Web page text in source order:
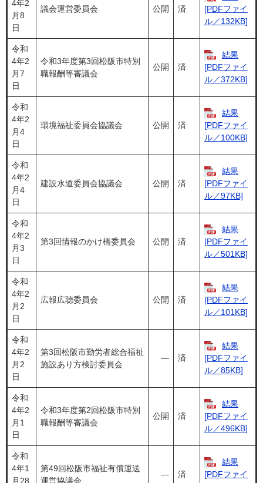
4年2
月8
日
議会運営委員会 公開 済
[PDFファイ
ル／132KB]
令和
4年2
月7
日
令和3年度第3回松阪市特別
職報酬等審議会
公開 済
結果
[PDFファイ
ル／372KB]
令和
4年2
月4
日
環境福祉委員会協議会 公開 済
結果
[PDFファイ
ル／100KB]
令和
4年2
月4
日
建設水道委員会協議会 公開 済
結果
[PDFファイ
ル／97KB]
令和
4年2
月3
日
第3回情報のかけ橋委員会 公開 済
結果
[PDFファイ
ル／501KB]
令和
4年2
月2
日
広報広聴委員会 公開 済
結果
[PDFファイ
ル／101KB]
令和
4年2
月2
日
第3回松阪市勤労者総合福祉
施設あり方検討委員会
― 済
結果
[PDFファイ
ル／85KB]
令和
4年2
月1
日
令和3年度第2回松阪市特別
職報酬等審議会
公開 済
結果
[PDFファイ
ル／496KB]
令和
4年1
月28
第49回松阪市福祉有償運送
運営協議会
― 済
結果
[PDFファイ